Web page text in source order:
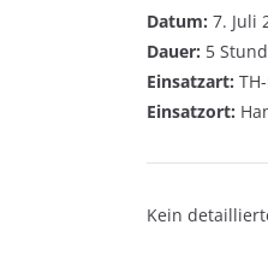
Datum: 7. Juli
Dauer: 5
Einsatzart:
Einsatzort:
Kein